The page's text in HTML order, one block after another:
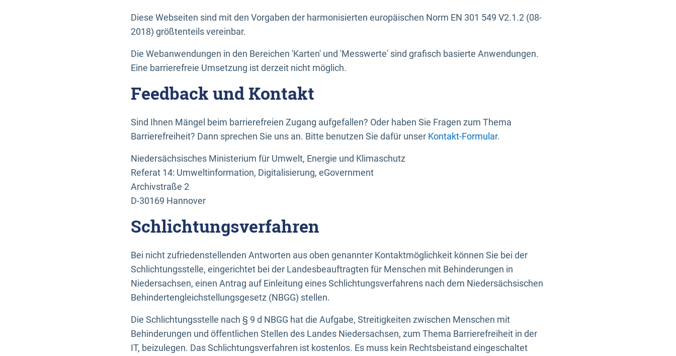
Diese Webseiten sind mit den Vorgaben der harmonisierten europäischen Norm EN 301 549 V2.1.2 (08-
2018) größtenteils vereinbar.
Die Webanwendungen in den Bereichen 'Karten' und 'Messwerte' sind grafisch basierte Anwendungen.
Eine barrierefreie Umsetzung ist derzeit nicht möglich.
Feedback und Kontakt
Sind Ihnen Mängel beim barrierefreien Zugang aufgefallen? Oder haben Sie Fragen zum Thema
Barrierefreiheit? Dann sprechen Sie uns an. Bitte benutzen Sie dafür unser Kontakt-Formular.
Niedersächsisches Ministerium für Umwelt, Energie und Klimaschutz
Referat 14: Umweltinformation, Digitalisierung, eGovernment
Archivstraße 2
D-30169 Hannover
Schlichtungsverfahren
Bei nicht zufriedenstellenden Antworten aus oben genannter Kontaktmöglichkeit können Sie bei der
Schlichtungsstelle, eingerichtet bei der Landesbeauftragten für Menschen mit Behinderungen in
Niedersachsen, einen Antrag auf Einleitung eines Schlichtungsverfahrens nach dem Niedersächsischen
Behindertengleichstellungsgesetz (NBGG) stellen.
Die Schlichtungsstelle nach § 9 d NBGG hat die Aufgabe, Streitigkeiten zwischen Menschen mit
Behinderungen und öffentlichen Stellen des Landes Niedersachsen, zum Thema Barrierefreiheit in der
IT, beizulegen. Das Schlichtungsverfahren ist kostenlos. Es muss kein Rechtsbeistand eingeschaltet